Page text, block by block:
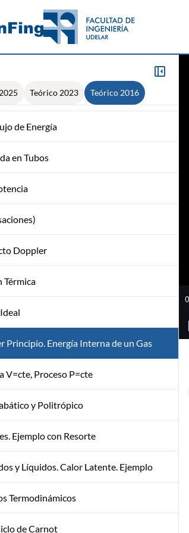
Teórico 2023 Teórico 2016
de Onda
Potencia
de Energía
en Tubos
Doppler
Térmica
Principio. Energía Interna de un Gas
V=cte, Proceso P=cte
y Politrópico
Ejemplo con Resorte
y Líquidos. Calor Latente. Ejemplo
Termodinámicos
de Carnot